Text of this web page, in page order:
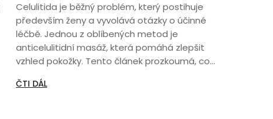
Celulitida je běžný problém, který postihuje
především ženy a vyvolává otázky o účinné
léčbě. Jednou z oblíbených metod je
anticelulitidní masáž, která pomáhá zlepšit
vzhled pokožky. Tento článek prozkoumá, co
nabídne několik praktických tipů na domácí
ČTI DÁL